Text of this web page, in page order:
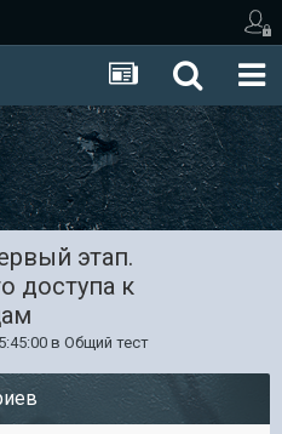
этап.
доступа к
в Общий тест